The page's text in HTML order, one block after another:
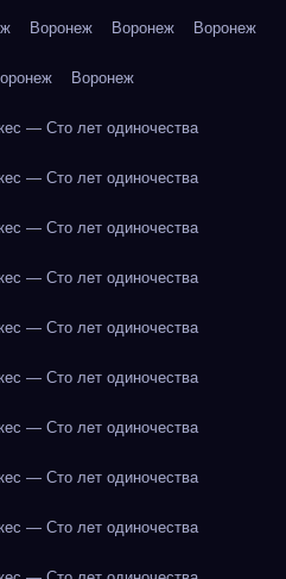
Воронеж Воронеж Воронеж
Воронеж
— Сто лет одиночества
— Сто лет одиночества
— Сто лет одиночества
— Сто лет одиночества
— Сто лет одиночества
— Сто лет одиночества
— Сто лет одиночества
— Сто лет одиночества
— Сто лет одиночества